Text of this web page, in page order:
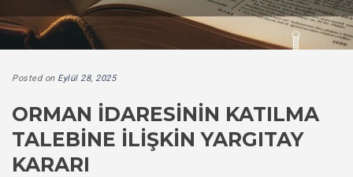
Posted on Eylül 28, 2025
ORMAN İDARESININ KATILMA
TALEBINE İLIŞKIN YARGITAY
KARARI